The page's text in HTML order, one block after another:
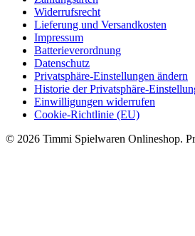
Widerrufsrecht
Lieferung und Versandkosten
Impressum
Batterieverordnung
Datenschutz
Privatsphäre-Einstellungen ändern
Historie der Privatsphäre-
Einwilligungen widerrufen
Cookie-Richtlinie (EU)
© 2026 Timmi Spielwaren Onlineshop.